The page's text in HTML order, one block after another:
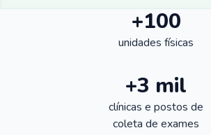
+100
unidades físicas
+3 mil
clínicas e postos de
coleta de exames